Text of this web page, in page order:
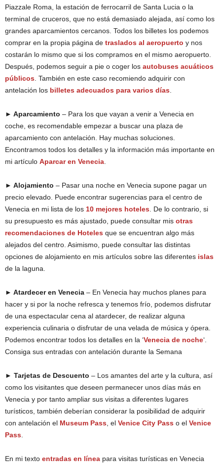
Piazzale Roma, la estación de ferrocarril de Santa Lucia o la
terminal de cruceros, que no está demasiado alejada, así como los
grandes aparcamientos cercanos. Todos los billetes los podemos
comprar en la propia página de traslados al aeropuerto y nos
costarán lo mismo que si los compramos en el mismo aeropuerto.
Después, podemos seguir a pie o coger los autobuses acuáticos
públicos . También en este caso recomiendo adquirir con
antelación los billetes adecuados para varios días
► Aparcamiento – Para los que vayan a venir a Venecia en
coche, es recomendable empezar a buscar una plaza de
aparcamiento con antelación. Hay muchas soluciones.
Encontramos todos los detalles y la información más importante en
mi artículo Aparcar en Venecia
► Alojamiento – Pasar una noche en Venecia supone pagar un
precio elevado. Puede encontrar sugerencias para el centro de
Venecia en mi lista de los 10 mejores hoteles . De lo contrario, si
su presupuesto es más ajustado, puede consultar mis otras
recomendaciones de Hoteles que se encuentran algo más
alejados del centro. Asimismo, puede consultar las distintas
opciones de alojamiento en mis artículos sobre las diferentes islas
de la laguna.
► Atardecer en Venecia – En Venecia hay muchos planes para
hacer y si por la noche refresca y tenemos frío, podemos disfrutar
de una espectacular cena al atardecer, de realizar alguna
experiencia culinaria o disfrutar de una velada de música y ópera.
Podemos encontrar todos los detalles en la ‘Venecia de noche‘.
Consiga sus entradas con antelación durante la Semana
► Tarjetas de Descuento – Los amantes del arte y la cultura, así
como los visitantes que deseen permanecer unos días más en
Venecia y por tanto ampliar sus visitas a diferentes lugares
turísticos, también deberían considerar la posibilidad de adquirir
con antelación el Museum Pass , el Venice City Pass o el Venice
Pass
En mi texto entradas en línea para visitas turísticas en Venecia